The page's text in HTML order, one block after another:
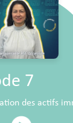
7
des actifs